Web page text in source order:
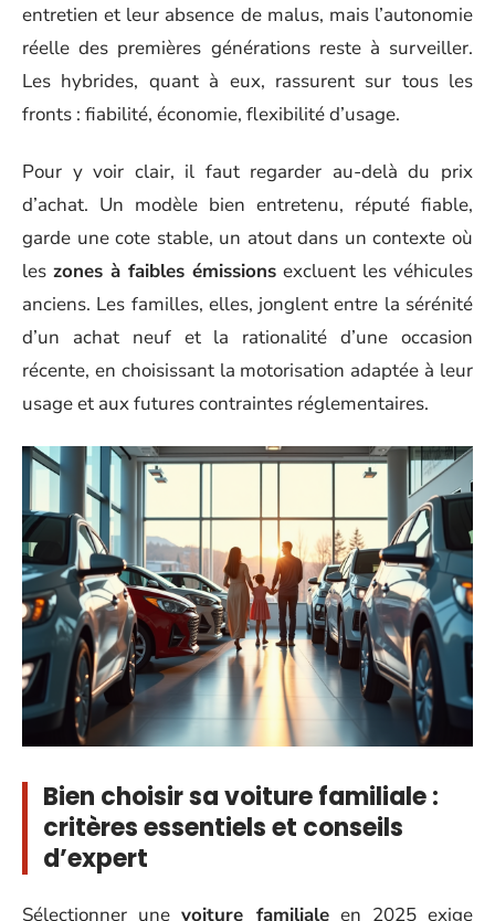
entretien et leur absence de malus, mais l’autonomie
réelle des premières générations reste à surveiller.
Les hybrides, quant à eux, rassurent sur tous les
fronts : fiabilité, économie, flexibilité d’usage.
Pour y voir clair, il faut regarder au-delà du prix
d’achat. Un modèle bien entretenu, réputé fiable,
garde une cote stable, un atout dans un contexte où
les zones à faibles émissions excluent les véhicules
anciens. Les familles, elles, jonglent entre la sérénité
d’un achat neuf et la rationalité d’une occasion
récente, en choisissant la motorisation adaptée à leur
usage et aux futures contraintes réglementaires.
Bien choisir sa voiture familiale :
critères essentiels et conseils
d’expert
Sélectionner unevoiture familialeen 2025 exige